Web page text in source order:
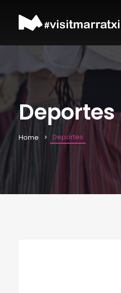
Deportes
Home Deportes